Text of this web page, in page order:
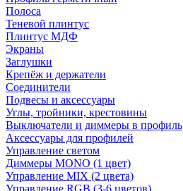
Полоса
Теневой плинтус
Плинтус МДФ
Экраны
Заглушки
Крепёж и держатели
Соединители
Подвесы и аксессуары
Углы, тройники, крестовины
Выключатели и диммеры в профиль
Аксессуары для профилей
Управление светом
Диммеры MONO (1 цвет)
Управление MIX (2 цвета)
Управление RGB (3-6 цветов)